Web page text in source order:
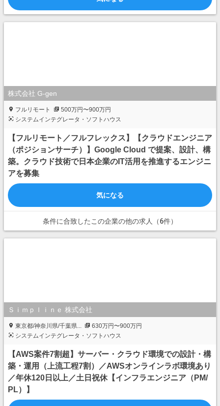
株式会社 G-gen
フルリモート
500万円〜900万円
システムインテグレータ・ソフトハウス
【フルリモート／フルフレックス】【クラウドエンジニア
（ポジションサーチ）】Google Cloud で提案、設計、構
築。クラウド技術で日本企業のIT活用を推進するエンジニ
アを募集
気になる
条件に合致したこの企業の他の求人（6件）
Ｓｉｍｐｌｉｎｅ 株式会社
東京都/神奈川県/千葉県...
630万円〜900万円
システムインテグレータ・ソフトハウス
【AWS案件7割超】サーバー・クラウド環境での設計・構
築・運用（上流工程7割）／AWSオンラインラボ環境あり
／年休120日以上／土日祝休【インフラエンジニア（PM/
PL）】